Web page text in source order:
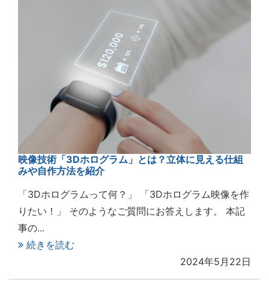
映像技術「3Dホログラム」とは？立体に見える仕組
みや自作方法を紹介
「3Dホログラムって何？」 「3Dホログラム映像を作
りたい！」 そのようなご質問にお答えします。 本記
事の...
続きを読む
2024年5月22日